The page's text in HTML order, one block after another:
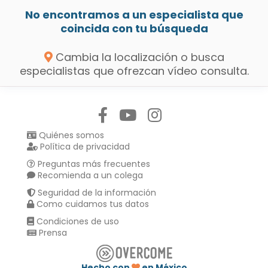
No encontramos a un especialista que
coincida con tu búsqueda
Cambia la localización o busca
especialistas que ofrezcan vídeo consulta.
Quiénes somos
Política de privacidad
Preguntas más frecuentes
Recomienda a un colega
Seguridad de la información
Como cuidamos tus datos
Condiciones de uso
Prensa